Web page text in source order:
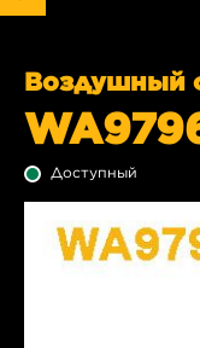
Воздушный
Доступный